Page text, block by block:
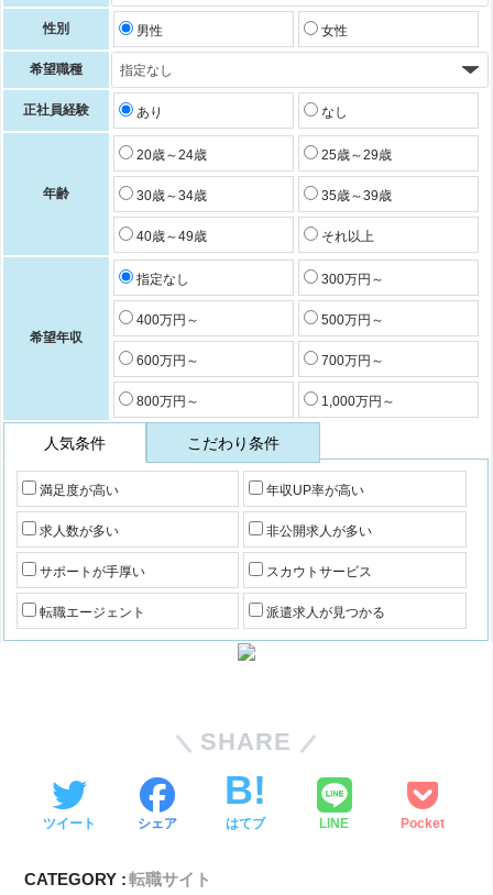
性別 男性 女性
希望職種
正社員経験 あり なし
年齢
20歳～24歳 25歳～29歳
30歳～34歳 35歳～39歳
40歳～49歳 それ以上
希望年収
指定なし 300万円～
400万円～ 500万円～
600万円～ 700万円～
800万円～ 1,000万円～
人気条件 こだわり条件
満足度が高い 年収UP率が高い
求人数が多い 非公開求人が多い
サポートが手厚い スカウトサービス
転職エージェント 派遣求人が見つかる
SHARE
ツイート シェア はてブ LINE Pocket
CATEGORY :転職サイト